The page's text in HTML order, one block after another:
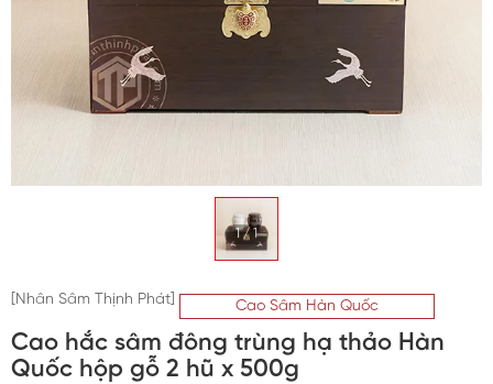
1/1
[Nhân Sâm Thịnh Phát] Cao Sâm Hàn Quốc
Cao hắc sâm đông trùng hạ thảo Hàn
Quốc hộp gỗ 2 hũ x 500g
Trà sâm Hàn Quốc
Bột sâm Hàn Quốc